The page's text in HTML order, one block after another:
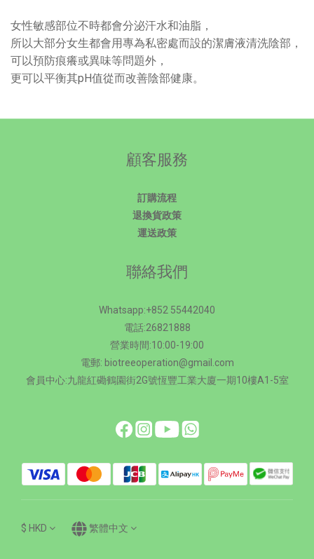
女性敏感部位不時都會分泌汗水和油脂，
所以大部分女生都會用專為私密處而設的潔膚液清洗陰部，
可以預防痕癢或異味等問題外，
更可以平衡其pH值從而改善陰部健康。
顧客服務
訂購流程
退換貨政策
運送政策
聯絡我們
Whatsapp:+852 55442040
電話:26821888
營業時間:10:00-19:00
電郵: biotreeoperation@gmail.com
會員中心:九龍紅磡鶴園街2G號恆豐工業大廈一期10樓A1-5室
$ HKD 繁體中文